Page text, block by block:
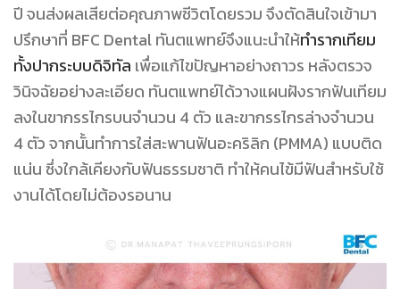
ปี จนส่งผลเสียต่อคุณภาพชีวิตโดยรวม จึงตัดสินใจเข้ามา
ปรึกษาที่ BFC Dental ทันตแพทย์จึงแนะนำให้ทำรากเทียม
ทั้งปากระบบดิจิทัล เพื่อแก้ไขปัญหาอย่างถาวร หลังตรวจ
วินิจฉัยอย่างละเอียด ทันตแพทย์ได้วางแผนฝังรากฟันเทียม
ลงในขากรรไกรบนจำนวน 4 ตัว และขากรรไกรล่างจำนวน
4 ตัว จากนั้นทำการใส่สะพานฟันอะคริลิก (PMMA) แบบติด
แน่น ซึ่งใกล้เคียงกับฟันธรรมชาติ ทำให้คนไข้มีฟันสำหรับใช้
งานได้โดยไม่ต้องรอนาน